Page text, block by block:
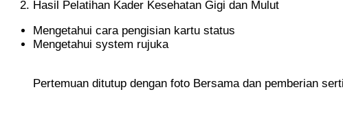
Hasil Pelatihan Kader Kesehatan Gigi dan Mulut
Mengetahui cara pengisian kartu status
Mengetahui system rujuka
Pertemuan ditutup dengan foto Bersama dan pemberian